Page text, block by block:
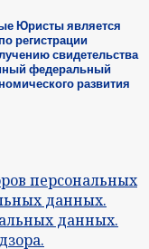
Юристы является
регистрации
свидетельства
федеральный
развития